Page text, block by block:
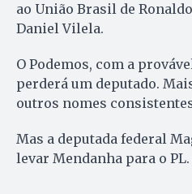
ao União Brasil de
Daniel Vilela.
O Podemos, com a
perderá um deputado.
outros nomes
Mas a deputada federal
levar Mendanha para o PL.